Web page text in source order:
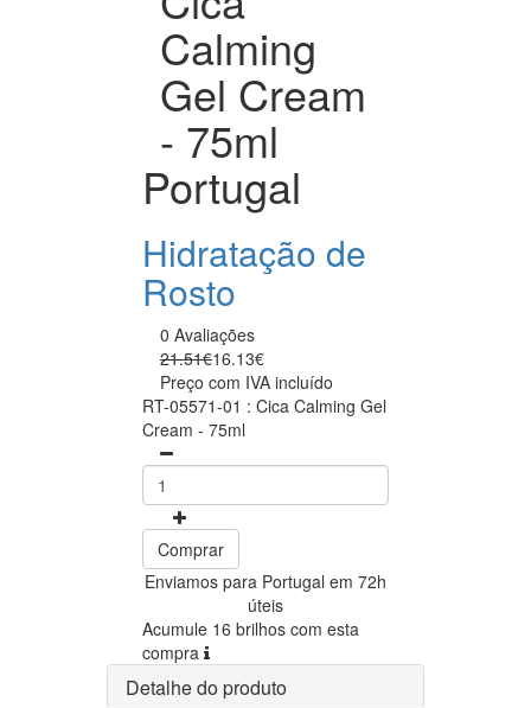
Calming
Gel Cream
- 75ml
Portugal
Hidratação de
Rosto
0 Avaliações
21.51€16.13€
Preço com IVA incluído
RT-05571-01 : Cica Calming Gel
Cream - 75ml
Comprar
Enviamos para Portugal em 72h
úteis
Acumule 16 brilhos com esta
compra
Detalhe do produto